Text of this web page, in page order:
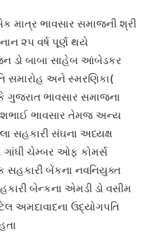
માત્ર ભાવસાર સમાજની શ્રી
૨૫ વર્ષ પૂર્ણ થયે
ડો બાબા સાહેબ આંબેડકર
સમારોહ અને સ્મરણિકા(
ગુજરાત ભાવસાર સમાજના
ભાવસાર તેમજ અન્ય
સહકારી સંઘના અધ્યક્ષ
ગાંધી ચેમ્બર ઓફ કોમર્સ
સહકારી બેંકના નવનિયુક્ત
બેન્કના એમડી ડો વસીમ
અમદાવાદના ઉદ્યોગપતિ